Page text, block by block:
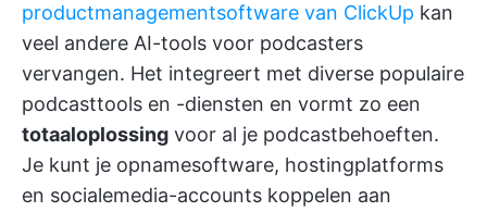
productmanagementsoftware van ClickUp kan
veel andere AI-tools voor podcasters
vervangen. Het integreert met diverse populaire
podcasttools en -diensten en vormt zo een
totaaloplossing voor al je podcastbehoeften.
Je kunt je opnamesoftware, hostingplatforms
en socialemedia-accounts koppelen aan